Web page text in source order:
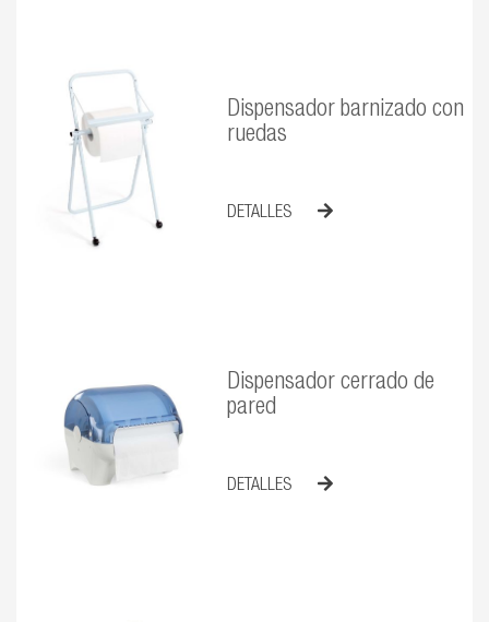
Dispensador barnizado con
ruedas
DETALLES
Dispensador cerrado de
pared
DETALLES